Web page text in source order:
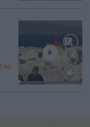
Loaded
98